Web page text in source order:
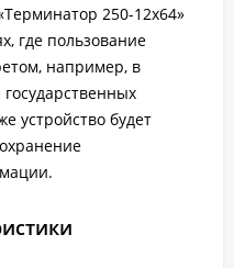
250-12х64»
где пользование
например, в
устройство будет